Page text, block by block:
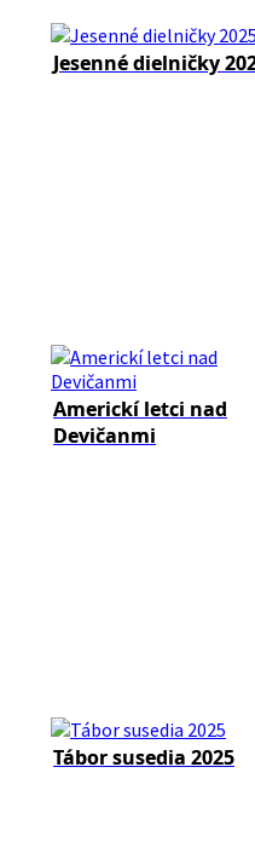
Jesenné dielničky
Americkí letci nad
Devičanmi
Tábor susedia 2025